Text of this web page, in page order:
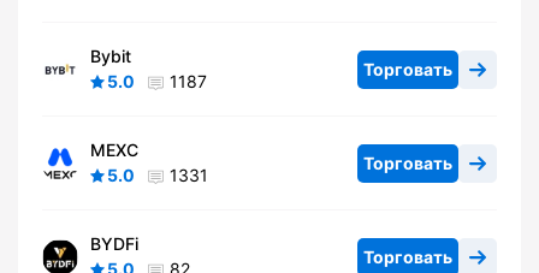
Bybit
5.0
1187
Торговать
MEXC
5.0
1331
Торговать
BYDFi
Торговать